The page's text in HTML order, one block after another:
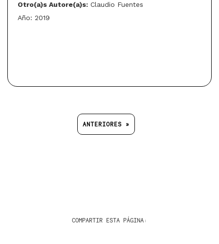
Otro(a)s Autore(a)s: Claudio Fuentes
Año: 2019
ANTERIORES »
COMPARTIR ESTA PÁGINA: